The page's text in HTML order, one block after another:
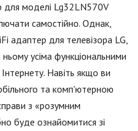
для моделі Lg32LN570V
самостійно. Однак,
адаптер для телевізора LG,
усіма функціональними
Навіть якщо ви
та комп'ютерною
з «розумним
буде ознайомитися зі